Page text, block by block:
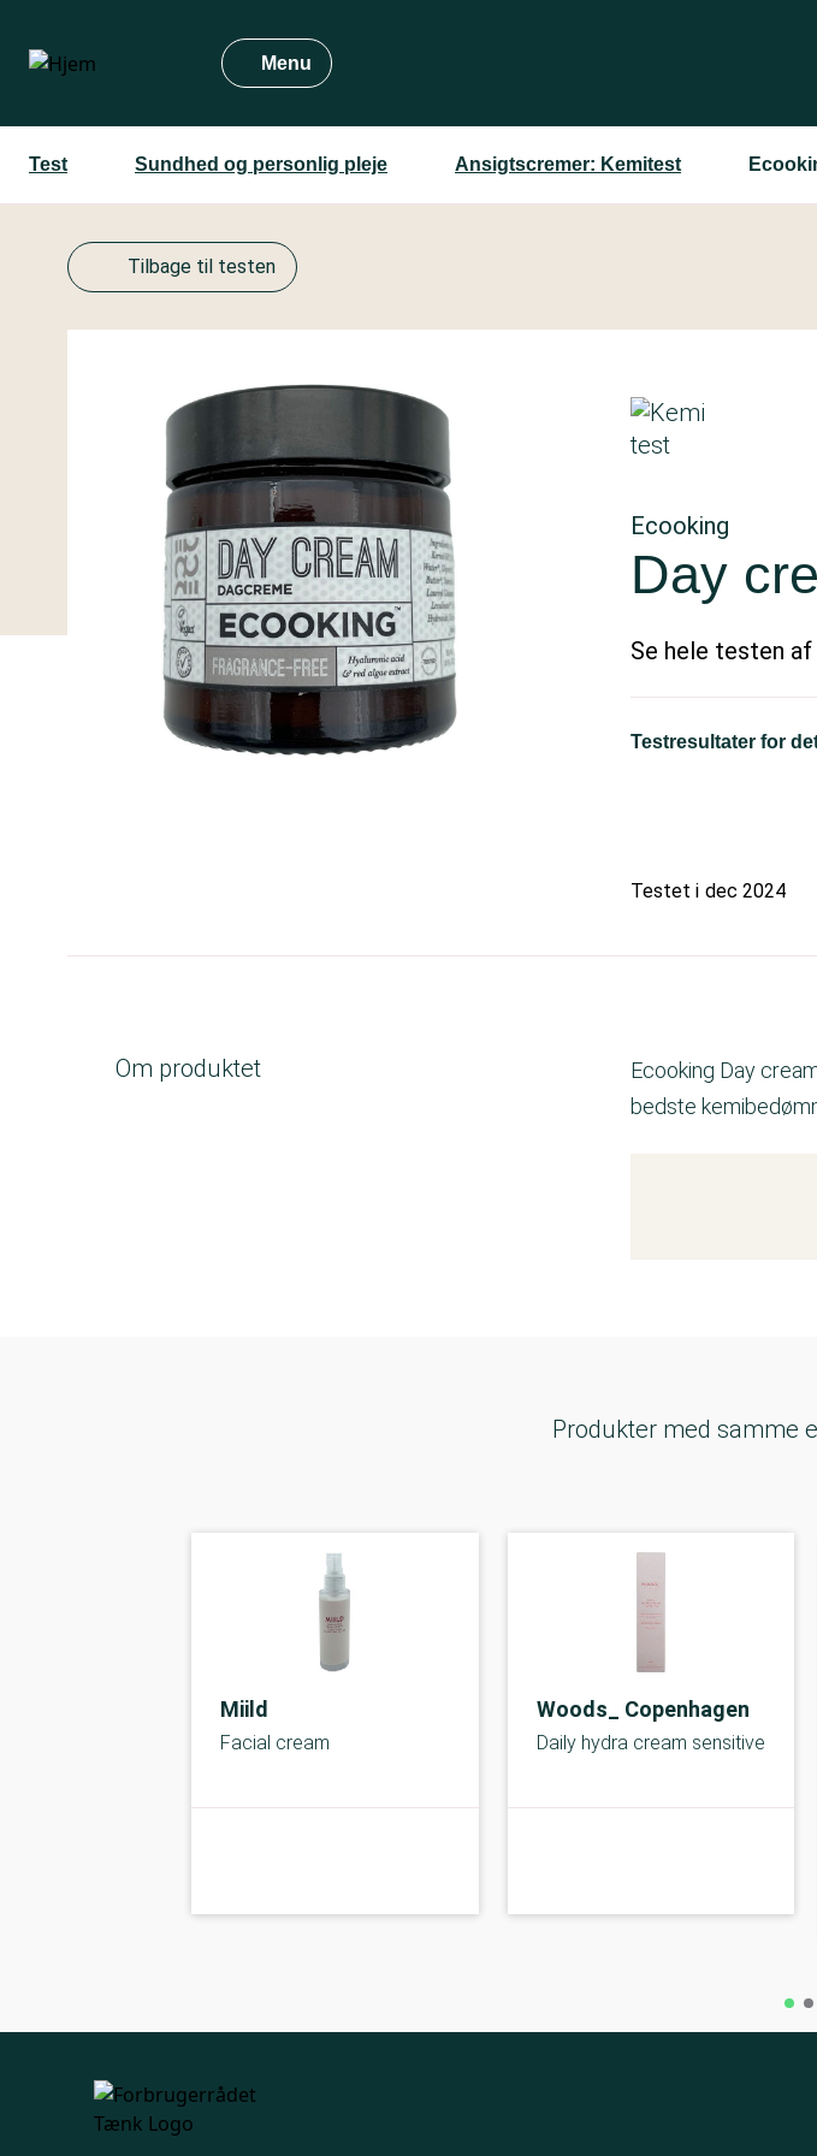
hovedindhold
Menu
Test Sundhed og personlig pleje Ansigtscremer: Kemitest
Tilbage til testen
Ecooking
Day
Se hele testen af
Testresultater for
Testet i dec 2024
Om produktet
Ecooking Day
bedste
Produkter med samme
Miild
Facial cream
Woods_ Copenhagen
Daily hydra cream sensitive